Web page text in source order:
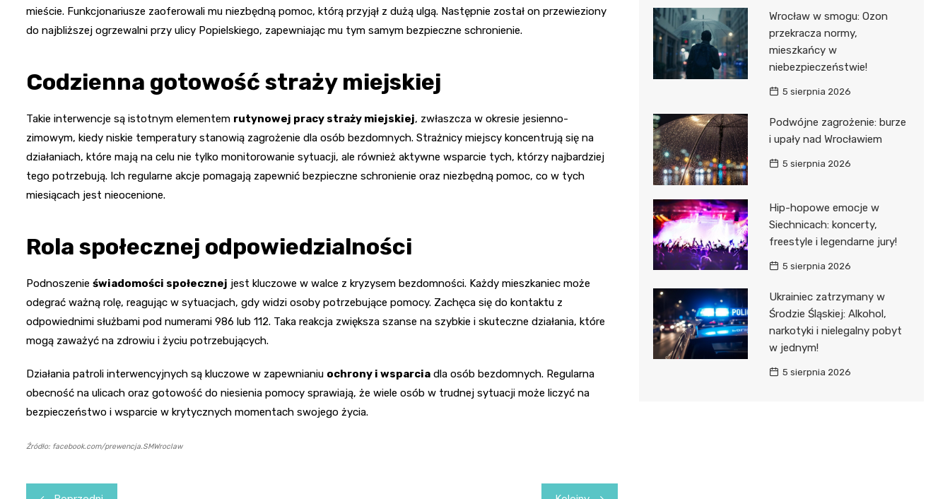
mieście. Funkcjonariusze zaoferowali mu niezbędną pomoc, którą przyjął z dużą ulgą. Następnie został on przewieziony
do najbliższej ogrzewalni przy ulicy Popielskiego, zapewniając mu tym samym bezpieczne schronienie.
Codzienna gotowość straży miejskiej
Takie interwencje są istotnym elementem rutynowej pracy straży miejskiej, zwłaszcza w okresie jesienno-
zimowym, kiedy niskie temperatury stanowią zagrożenie dla osób bezdomnych. Strażnicy miejscy koncentrują się na
działaniach, które mają na celu nie tylko monitorowanie sytuacji, ale również aktywne wsparcie tych, którzy najbardziej
tego potrzebują. Ich regularne akcje pomagają zapewnić bezpieczne schronienie oraz niezbędną pomoc, co w tych
miesiącach jest nieocenione.
Rola społecznej odpowiedzialności
Podnoszenie świadomości społecznej jest kluczowe w walce z kryzysem bezdomności. Każdy mieszkaniec może
odegrać ważną rolę, reagując w sytuacjach, gdy widzi osoby potrzebujące pomocy. Zachęca się do kontaktu z
odpowiednimi służbami pod numerami 986 lub 112. Taka reakcja zwiększa szanse na szybkie i skuteczne działania, które
mogą zaważyć na zdrowiu i życiu potrzebujących.
Działania patroli interwencyjnych są kluczowe w zapewnianiu ochrony i wsparcia dla osób bezdomnych. Regularna
obecność na ulicach oraz gotowość do niesienia pomocy sprawiają, że wiele osób w trudnej sytuacji może liczyć na
bezpieczeństwo i wsparcie w krytycznych momentach swojego życia.
Źródło: facebook.com/prewencja.SMWroclaw
Wrocław w smogu: Ozon
przekracza normy,
mieszkańcy w
niebezpieczeństwie!
5 sierpnia 2026
Podwójne zagrożenie: burze
i upały nad Wrocławiem
5 sierpnia 2026
Hip-hopowe emocje w
Siechnicach: koncerty,
freestyle i legendarne jury!
5 sierpnia 2026
Ukrainiec zatrzymany w
Środzie Śląskiej: Alkohol,
narkotyki i nielegalny pobyt
w jednym!
5 sierpnia 2026